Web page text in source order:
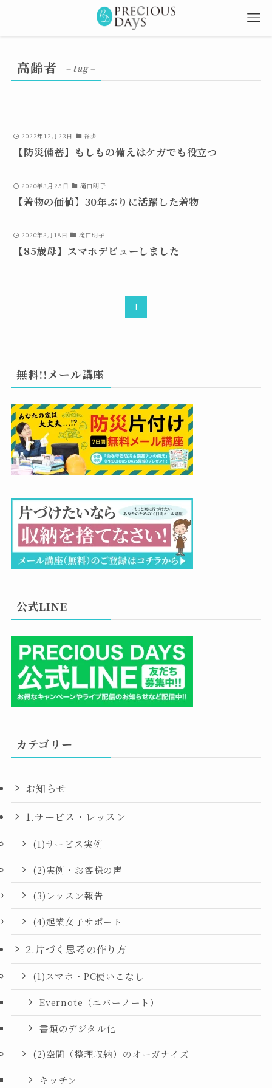
高齢者 – tag –
2022年12月23日 谷歩
【防災備蓄】もしもの備えはケガでも役立つ
2020年3月25日 滝口明子
【着物の価値】30年ぶりに活躍した着物
2020年3月18日 滝口明子
【85歳母】スマホデビューしました
1
無料!!メール講座
公式LINE
カテゴリー
お知らせ
1.サービス・レッスン
(1)サービス実例
(2)実例・お客様の声
(3)レッスン報告
(4)起業女子サポート
2.片づく思考の作り方
(1)スマホ・PC使いこなし
Evernote（エバーノート）
書類のデジタル化
(2)空間（整理収納）のオーガナイズ
キッチン